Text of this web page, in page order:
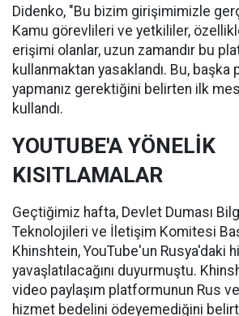
Didenko, "Bu bizim girişimimizle
Kamu görevlileri ve yetkililer,
erişimi olanlar, uzun zamandır bu
kullanmaktan yasaklandı. Bu,
yapmanız gerektiğini belirten ilk
kullandı.
YOUTUBE'A YÖNELİK
KISITLAMALAR
Geçtiğimiz hafta, Devlet Duması
Teknolojileri ve İletişim Komitesi
Khinshtein, YouTube'un Rusya'daki
yavaşlatılacağını duyurmuştu.
video paylaşım platformunun Rus
hizmet bedelini ödeyemediğini